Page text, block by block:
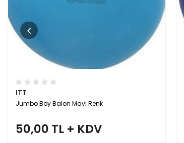
ITT
Jumbo Boy Balon Mavi Renk
50,00 TL + KDV